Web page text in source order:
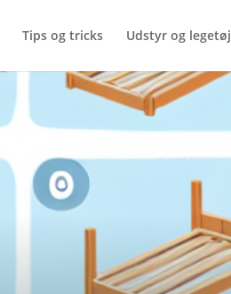
Tips og tricks Udstyr og legetøj